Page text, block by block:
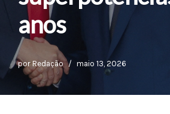
anos
por Redação maio 13, 2026